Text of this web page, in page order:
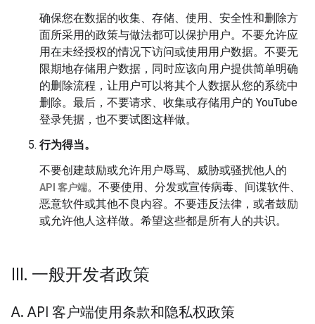
确保您在数据的收集、存储、使用、安全性和删除方
面所采用的政策与做法都可以保护用户。不要允许应
用在未经授权的情况下访问或使用用户数据。不要无
限期地存储用户数据，同时应该向用户提供简单明确
的删除流程，让用户可以将其个人数据从您的系统中
删除。最后，不要请求、收集或存储用户的 YouTube
登录凭据，也不要试图这样做。
行为得当。
不要创建鼓励或允许用户辱骂、威胁或骚扰他人的
API 客户端。不要使用、分发或宣传病毒、间谍软件、
恶意软件或其他不良内容。不要违反法律，或者鼓励
或允许他人这样做。希望这些都是所有人的共识。
III. 一般开发者政策
A. API 客户端使用条款和隐私权政策